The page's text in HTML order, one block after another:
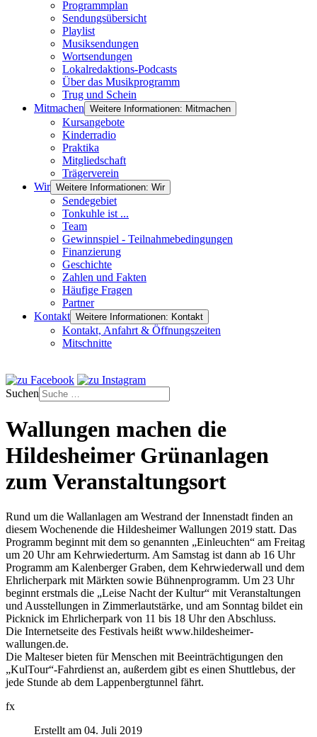
Programmplan
Sendungsübersicht
Playlist
Musiksendungen
Wortsendungen
Lokalredaktions-Podcasts
Über das Musikprogramm
Trug und Schein
Mitmachen Weitere Informationen: Mitmachen
Kursangebote
Kinderradio
Praktika
Mitgliedschaft
Trägerverein
Wir Weitere Informationen: Wir
Sendegebiet
Tonkuhle ist ...
Team
Gewinnspiel - Teilnahmebedingungen
Finanzierung
Geschichte
Zahlen und Fakten
Häufige Fragen
Partner
Kontakt Weitere Informationen: Kontakt
Kontakt, Anfahrt & Öffnungszeiten
Mitschnitte
Suchen
Wallungen machen die
Hildesheimer Grünanlagen
zum Veranstaltungsort
Rund um die Wallanlagen am Westrand der Innenstadt finden an
diesem Wochenende die Hildesheimer Wallungen 2019 statt. Das
Programm beginnt mit dem so genannten „Einleuchten“ am Freitag
um 20 Uhr am Kehrwiederturm. Am Samstag ist dann ab 16 Uhr
Programm am Kalenberger Graben, dem Kehrwiederwall und dem
Ehrlicherpark mit Märkten sowie Bühnenprogramm. Um 23 Uhr
beginnt erstmals die „Leise Nacht der Kultur“ mit Veranstaltungen
und Ausstellungen in Zimmerlautstärke, und am Sonntag bildet ein
Picknick im Ehrlicherpark von 11 bis 18 Uhr den Abschluss.
Die Internetseite des Festivals heißt www.hildesheimer-
wallungen.de.
Die Malteser bieten für Menschen mit Beeinträchtigungen den
„KulTour“-Fahrdienst an, außerdem gibt es einen Shuttlebus, der
jede Stunde ab dem Lappenbergtunnel fährt.
fx
Erstellt am 04. Juli 2019